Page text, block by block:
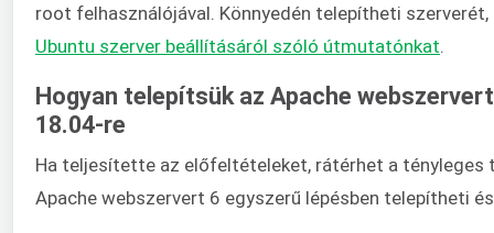
root felhasználójával. Könnyedén telepítheti szerverét,
Ubuntu szerver beállításáról szóló útmutatónkat
Hogyan telepítsük az Apache
18.04-re
Ha teljesítette az előfeltételeket, rátérhet a tényleges
Apache webszervert 6 egyszerű lépésben telepítheti